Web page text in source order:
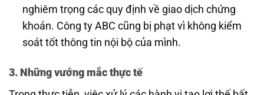
nghiêm trọng các quy định về giao dịch chứng
khoán. Công ty ABC cũng bị phạt vì không kiểm
soát tốt thông tin nội bộ của mình.
3. Những vướng mắc thực tế